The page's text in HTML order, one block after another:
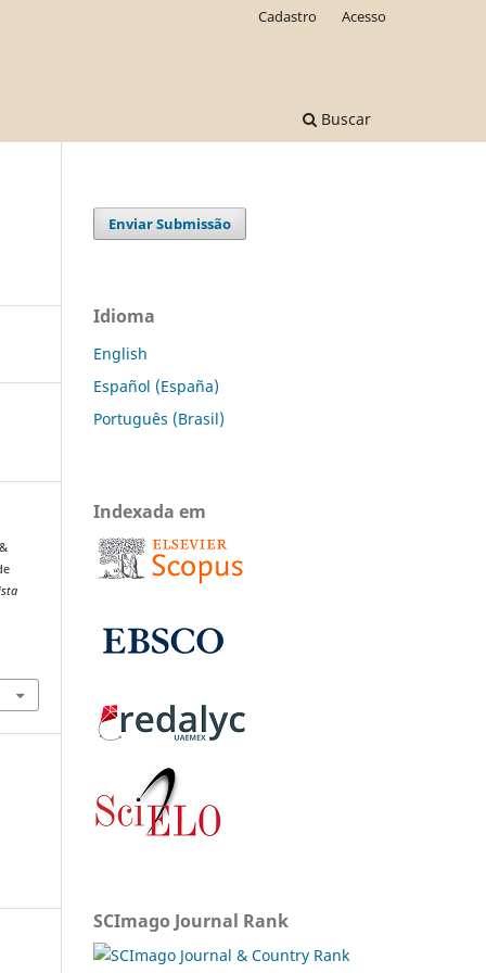
Buscar
Cadastro Acesso
Enviar Submissão
Idioma
English
Español (España)
Português (Brasil)
Indexada em
SCImago Journal Rank